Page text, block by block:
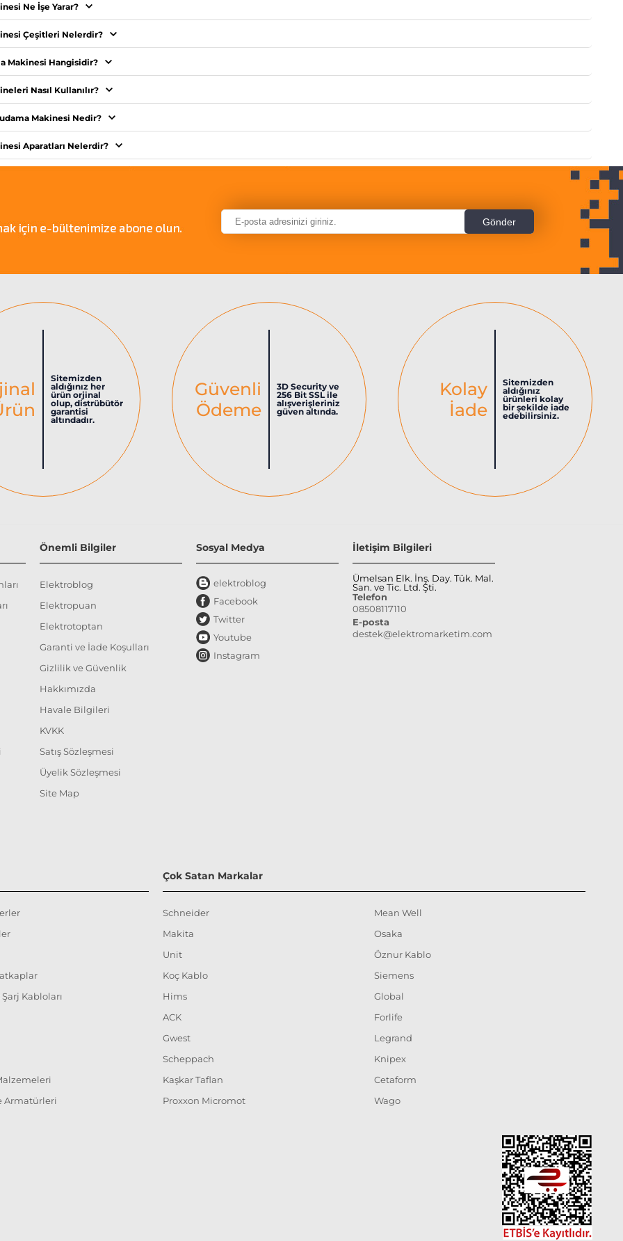
Ne İşe Yarar?
Çeşitleri Nelerdir?
Makinesi Hangisidir?
Nasıl Kullanılır?
Makinesi Nedir?
Aparatları Nelerdir?
Sitemizden
aldığınız her
ürün orjinal
olup, distrübütör
garantisi
altındadır.
Güvenli
Ödeme
3D Security ve
256 Bit SSL ile
alışverişleriniz
güven altında.
Kolay
İade
Sitemizden
aldığınız
ürünleri kolay
bir şekilde iade
edebilirsiniz.
Önemli Bilgiler
Elektroblog
Elektropuan
Elektrotoptan
Garanti ve İade Koşulları
Gizlilik ve Güvenlik
Hakkımızda
Havale Bilgileri
KVKK
Satış Sözleşmesi
Üyelik Sözleşmesi
Site Map
Sosyal Medya
elektroblog
Facebook
Twitter
Youtube
Instagram
İletişim Bilgileri
Ümelsan Elk. İnş. Day. Tük. Mal.
San. ve Tic. Ltd. Şti.
Telefon
08508117110
E-posta
destek@elektromarketim.com
Kabloları
Armatürleri
Çok Satan Markalar
Schneider
Makita
Unit
Koç Kablo
Hims
ACK
Gwest
Scheppach
Kaşkar Taflan
Proxxon Micromot
Mean Well
Osaka
Öznur Kablo
Siemens
Global
Forlife
Legrand
Knipex
Cetaform
Wago